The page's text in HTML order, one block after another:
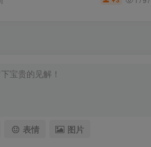
表情 图片